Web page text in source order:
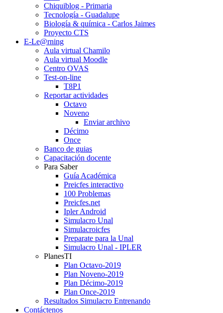
Chiquiblog - Primaria
Tecnología - Guadalupe
Biología & química - Carlos Jaimes
Proyecto CTS
E-Le@rning
Aula virtual Chamilo
Aula virtual Moodle
Centro OVAS
Test-on-line
T8P1
Reportar actividades
Octavo
Noveno
Enviar archivo
Décimo
Once
Banco de guias
Capacitación docente
Para Saber
Guía Académica
Preicfes interactivo
100 Problemas
Preicfes.net
Ipler Android
Simulacro Unal
Simulacroicfes
Preparate para la Unal
Simulacro Unal - IPLER
PlanesTI
Plan Octavo-2019
Plan Noveno-2019
Plan Décimo-2019
Plan Once-2019
Resultados Simulacro Entrenando
Contáctenos